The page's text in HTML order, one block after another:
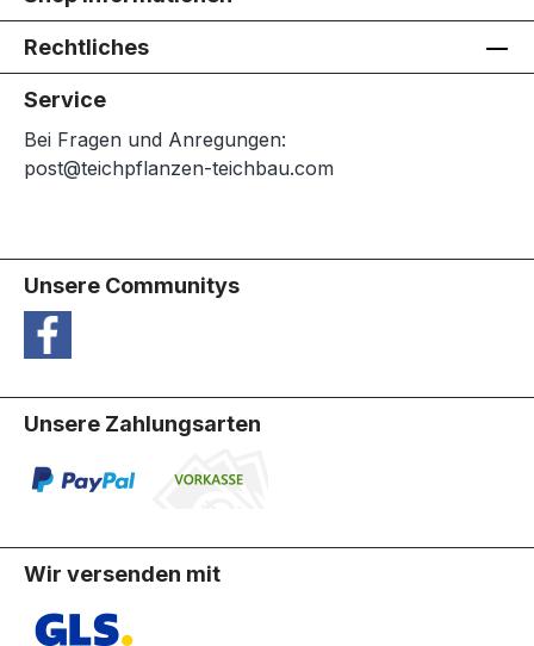
Rechtliches
Service
Bei Fragen und Anregungen:
post@teichpflanzen-teichbau.com
Unsere Communitys
Unsere Zahlungsarten
Wir versenden mit